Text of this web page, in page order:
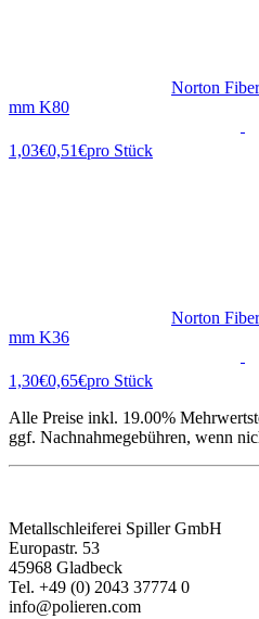
Norton
mm K80
0,51€pro Stück
Norton
mm K36
0,65€pro Stück
Alle Preise inkl. 19.00%
ggf. Nachnahmegebühren, wenn
Metallschleiferei Spiller GmbH
Europastr. 53
45968 Gladbeck
Tel. +49 (0) 2043 37774 0
info@polieren.com